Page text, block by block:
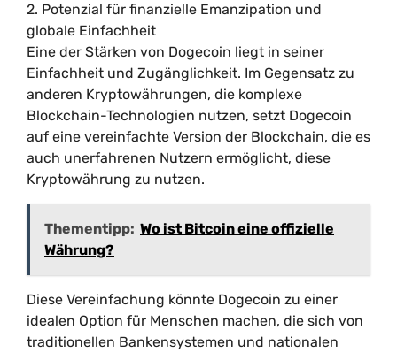
2. Potenzial für finanzielle Emanzipation und
globale Einfachheit
Eine der Stärken von Dogecoin liegt in seiner
Einfachheit und Zugänglichkeit. Im Gegensatz zu
anderen Kryptowährungen, die komplexe
Blockchain-Technologien nutzen, setzt Dogecoin
auf eine vereinfachte Version der Blockchain, die es
auch unerfahrenen Nutzern ermöglicht, diese
Kryptowährung zu nutzen.
Thementipp: Wo ist Bitcoin eine offizielle
Währung?
Diese Vereinfachung könnte Dogecoin zu einer
idealen Option für Menschen machen, die sich von
traditionellen Bankensystemen und nationalen